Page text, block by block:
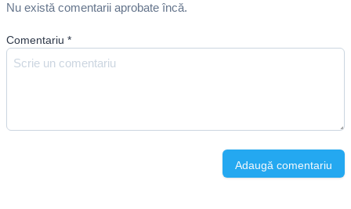
Nu există comentarii aprobate încă.
Comentariu *
Adaugă comentariu